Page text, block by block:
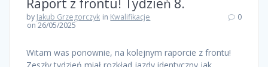
Raport z frontu! Tydzień 8.
by Jakub Grzegorczyk in Kwalifikacje
on 26/05/2025
0
Witam was ponownie, na kolejnym raporcie z frontu!
Zeszły tydzień miał rozkład jazdy identyczny jak